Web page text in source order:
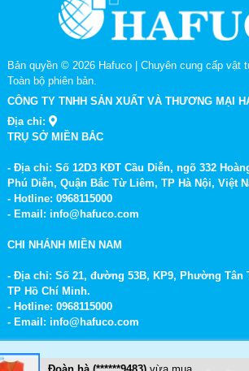
Bản quyền © 2026 Hafuco | Chuyên cung cấp vật
Toàn bộ phiên bản.
CÔNG TY TNHH SẢN XUẤT VÀ THƯƠNG MẠI
Địa chỉ:
TRỤ SỞ MIỀN BẮC
- Địa chỉ: Số 12D3 KĐT Cầu Diễn, ngõ 332
Phú Diễn, Quận Bắc Từ Liêm, TP Hà Nội, Việt
- Hotline: 0968115000
- Email: info@hafuco.com
CHI NHÁNH MIỀN NAM
- Địa chỉ: Số 21, đường 53B, KP9, Phường Tân
TP Hồ Chí Minh.
- Hotline: 0968115000
- Email: info@hafuco.com